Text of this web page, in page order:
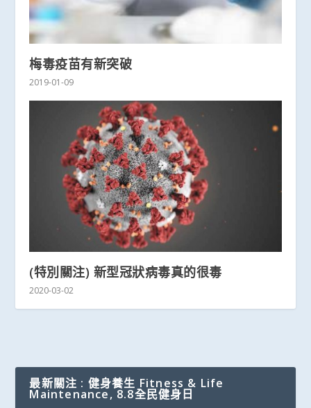
梅毒疫苗有新突破
2019-01-09
(特別關注) 新型冠狀病毒真的很毒
2020-03-02
最新關注 : 健身養生 Fitness & Life
Maintenance, 8.8全民健身日